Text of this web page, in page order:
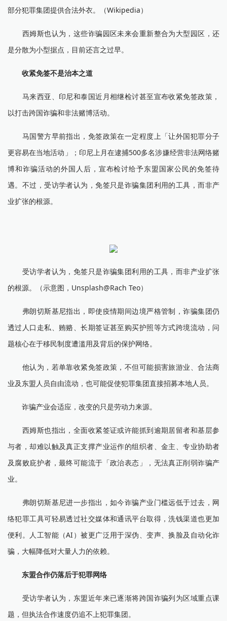
部分犯罪集团提供合法外衣。（Wikipedia）
西姆斯也认为，这些诈骗园区未来会重新整合为大型园区，还
是分散为小型据点，目前还言之过早。
收紧免签不是治本之道
马来西亚、印尼和泰国近月相继检讨甚至宣布收紧免签政策，
以打击跨国诈骗和非法赌博活动。
马国警方早前指出，免签政策在一定程度上「让外国犯罪分子
更容易在当地活动」；印尼上月在逮捕500多名涉嫌经营非法网络赌
博和诈骗活动的外国人后，宣布检讨给予东盟国家公民的免签待
遇。不过，受访学者认为，免签只是诈骗集团利用的工具，而非产
业扩张的根源。
受访学者认为，免签只是诈骗集团利用的工具，而非产业扩张
的根源。（示意图，Unsplash@Rach Teo）
弗朗切斯基尼指出，即使疫情期间边境严格管制，诈骗集团仍
透过人口走私、贿赂、长期签证甚至购买护照等方式跨境流动，问
题核心在于移民制度遭滥用及背后的保护网络。
他认为，若单靠收紧免签政策，不但可能损害旅游业、合法商
业及东盟人员自由流动，也可能促使犯罪集团直接招募本地人员。
诈骗产业会适应，改变的只是劳动力来源。
西姆斯也指出，全面收紧签证或许能抓到逾期居留者和基层参
与者，却难以触及真正支撑产业运作的组织者、金主、专业协助者
及腐败庇护者，最终可能流于「政治表态」，无法真正削弱诈骗产
业。
弗朗切斯基尼进一步指出，如今诈骗产业门槛远低于过去，网
络犯罪工具可轻易透过社交媒体和通讯平台取得，洗钱渠道也更加
便利。人工智能（AI）被更广泛用于深伪、变声、换脸及自动化诈
骗，大幅降低对大量人力的依赖。
东盟合作仍落后于犯罪网络
受访学者认为，东盟近年来已逐渐将跨国诈骗列为区域重点课
题，但执法合作速度仍追不上犯罪集团。